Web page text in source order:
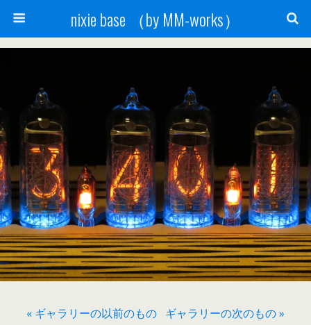
nixie base （by MM-works）
« ギャラリーの以前のもの ギャラリーの次のもの »